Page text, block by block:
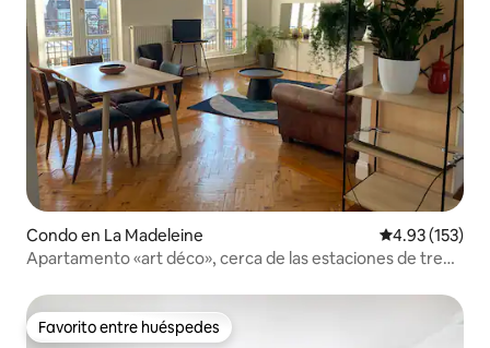
Condo en La Madeleine Calificación
4.93 (153)
Apartamento «art déco», cerca de las estaciones de tren
Favorito entre huéspedes
Favorito entre huéspedes